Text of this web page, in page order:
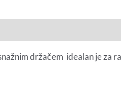
držačem idealan je za